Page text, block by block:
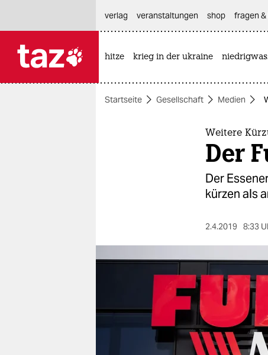
themen
berlin
wahrheit
verlag
veranstaltungen shop fragen
hitze krieg in der ukraine
Startseite Gesellschaft Medien
Weitere
Der
Der
kürzen als
2.4.2019 8:33